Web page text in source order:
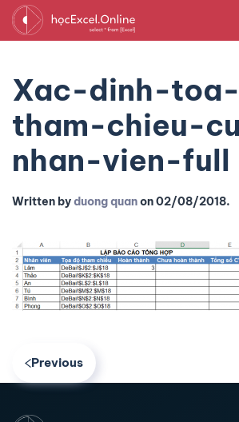
Xac-dinh-
tham-chieu-
nhan-vien-full
Written byduong quanon02/08/2018.
Previous